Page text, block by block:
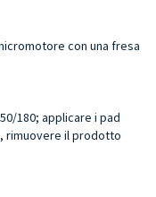
con una fresa
180; applicare i pad
rimuovere il prodotto